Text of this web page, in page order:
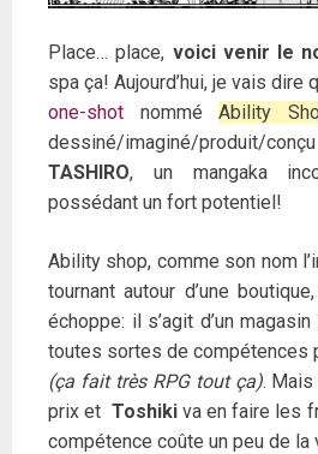
Place… place, voici venir le
spa ça! Aujourd’hui, je vais dire
one-shot nomméAbility
dessiné/imaginé/produit/
TASHIRO, un mangaka
possédant un fort potentiel!
Ability shop, comme son nom
tournant autour d’une
échoppe: il s’agit d’un
toutes sortes de compétences
(ça fait très RPG tout ça). Mais
prix et Toshiki va en faire les
compétence coûte un peu de la